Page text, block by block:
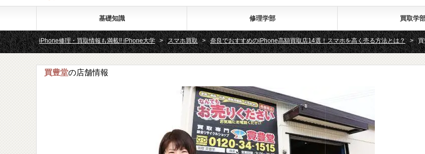
基礎知識 修理学部 買取学
iPhone修理・買取情報も満載!! iPhone大学 > スマホ買取 > 奈良でおすすめのiPhone高額買取店14選！スマホを高く売る方法とは？ >
買豊堂の店舗情報